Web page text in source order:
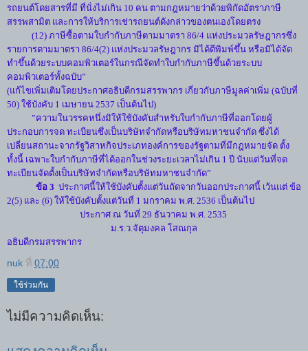
รถยนต์โดยสารที่มี ที่นั่งไม่เกิน 10 คน ตามกฎหมายว่าด้วยพิกัดอัตราภาษี
สรรพสามิต และการให้บริการเช่ารถยนต์ดังกล่าวของตนเองโดยตรง
(12) ภาษีซื้อตามใบกำกับภาษีตามมาตรา 86/4 แห่งประมวลรัษฎากรซึ่ง
รายการตามมาตรา 86/4(2) แห่งประมวลรัษฎากร มิได้ตีพิมพ์ขึ้น หรือมิได้จัด
ทำขึ้นด้วยระบบคอมพิวเตอร์ในกรณีจัดทำใบกำกับภาษีขึ้นด้วยระบบ
คอมพิวเตอร์ทั้งฉบับ”
(แก้ไขเพิ่มเติมโดยประกาศอธิบดีกรมสรรพากร เกี่ยวกับภาษีมูลค่าเพิ่ม (ฉบับที่
50) ใช้บังคับ 1 เมษายน 2537 เป็นต้นไป)
”ความในวรรคหนึ่งมิให้ใช้บังคับสำหรับใบกำกับภาษีที่ออกโดยผู้
ประกอบการจด ทะเบียนซึ่งเป็นบริษัทจำกัดหรือบริษัทมหาชนจำกัด ซึ่งได้
เปลี่ยนสถานะจากรัฐวิสาหกิจประเภทองค์การของรัฐตามที่มีกฎหมายจัด ตั้ง
ทั้งนี้ เฉพาะใบกำกับภาษีที่ได้ออกในช่วงระยะเวลาไม่เกิน 1 ปี นับแต่วันที่จด
ทะเบียนจัดตั้งเป็นบริษัทจำกัดหรือบริษัทมหาชนจำกัด”
ข้อ 3 ประกาศนี้ให้ใช้บังคับตั้งแต่วันถัดจากวันออกประกาศนี้ เว้นแต่ ข้อ
2(5) และ (6) ให้ใช้บังคับตั้งแต่วันที่ 1 มกราคม พ.ศ. 2536 เป็นต้นไป
ประกาศ ณ วันที่ 29 ธันวาคม พ.ศ. 2535
ม.ร.ว.จัตุมงคล โสณกุล
อธิบดีกรมสรรพากร
nuk ที่ 07:00
ใช้ร่วมกัน
ไม่มีความคิดเห็น: